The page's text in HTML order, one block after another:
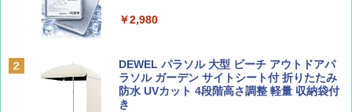
ディズニーファン ２０２６年 ９月号 [雑
誌] (ＤＩＳＮＥＹ ＦＡＮ)
￥713
D40 地球の歩き方 チェンマイ タイ北部の魅
力的な町 2026～2027 地球の歩き方D アジア
￥2,079
&ハイキング カーキ PATC-150(KH)
PYKES PEAK (パイクスピーク) 着替えテン
ト プライバシー テント 【中が透けない】 1
￥2,980
DEWEL パラソル 大型 ビーチ アウトドアパ
ラソル ガーデン サイトシート付 折りたたみ
防水 UVカット 4段階高さ調整 軽量 収納袋付
き